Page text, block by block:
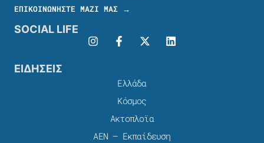
ΕΠΙΚΟΙΝΩΝΗΣΤΕ ΜΑΖΙ ΜΑΣ →
SOCIAL LIFE
ΕΙΔΗΣΕΙΣ
Ελλάδα
Κόσμος
Ακτοπλοϊα
ΑΕΝ – Εκπαίδευση